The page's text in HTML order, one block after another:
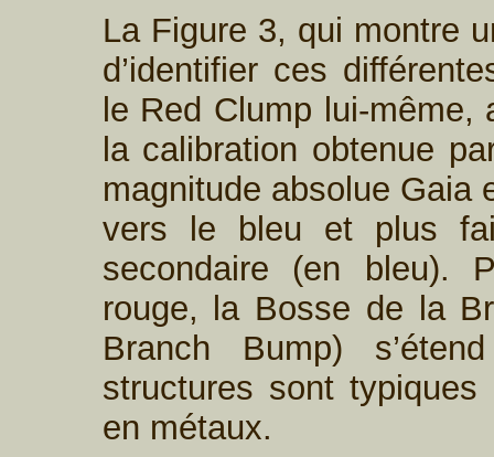
La Figure 3, qui montre
d’identifier ces
le Red Clump lui-même,
la calibration obtenue
magnitude absolue Gaia
vers le bleu et plus
secondaire (en bleu).
rouge, la Bosse de la
Branch Bump)
structures sont typiques
en métaux.